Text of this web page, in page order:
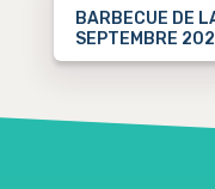
BARBECUE DE
SEPTEMBRE